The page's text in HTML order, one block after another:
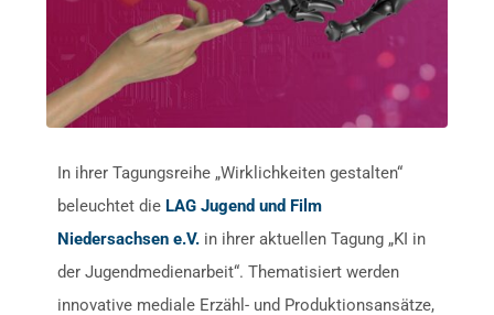
In ihrer Tagungsreihe „Wirklichkeiten gestalten“
beleuchtet die LAG Jugend und Film
Niedersachsen e.V. in ihrer aktuellen Tagung „KI in
der Jugendmedienarbeit“. Thematisiert werden
innovative mediale Erzähl- und Produktionsansätze,